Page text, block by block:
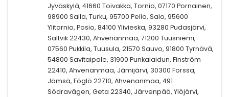
Jyväskylä, 41660 Toivakka, Tornio, 07170 Pornainen,
98900 Salla, Turku, 95700 Pello, Salo, 95600
Ylitornio, Posio, 84100 Ylivieska, 93280 Pudasjärvi,
Saltvik 22430, Ahvenanmaa, 71200 Tuusniemi,
07560 Pukkila, Tuusula, 21570 Sauvo, 91800 Tyrnävä,
54800 Savitaipale, 31900 Punkalaidun, Finström
22410, Ahvenanmaa, Jämijärvi, 30300 Forssa,
Jämsä, Föglö 22710, Ahvenanmaa, 491
Södravägen, Geta 22340, Järvenpää, Ylöjärvi,